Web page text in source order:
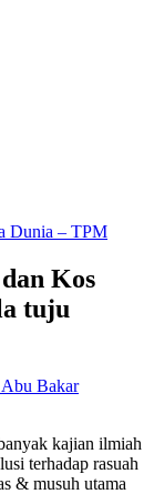
Dunia – TPM
Kos
tuju
Bakar
kajian ilmiah
terhadap rasuah
& musuh utama